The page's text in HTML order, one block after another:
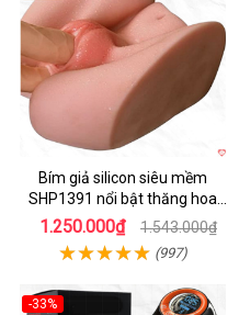
Bím giả silicon siêu mềm
SHP1391 nổi bật thăng hoa
hoàn hảo
1.250.000₫ 1.543.000₫
(997)
-33%